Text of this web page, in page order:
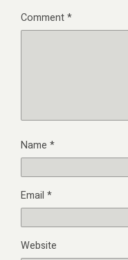
Comment*
Name *
Email *
Website